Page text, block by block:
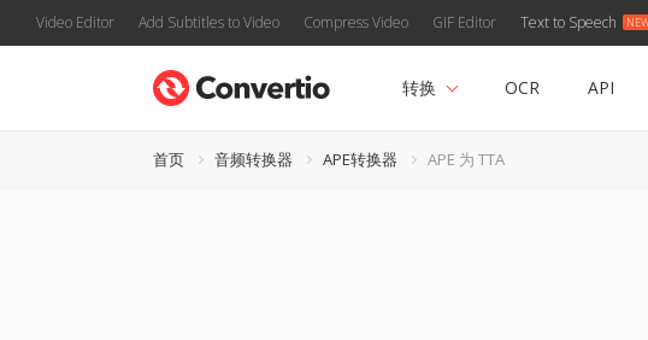
Video Editor Add Subtitles to Video Compress Video GIF Editor Text to Speech
转换 OCR API
首页 音频转换器 APE转换器 APE 为 TTA